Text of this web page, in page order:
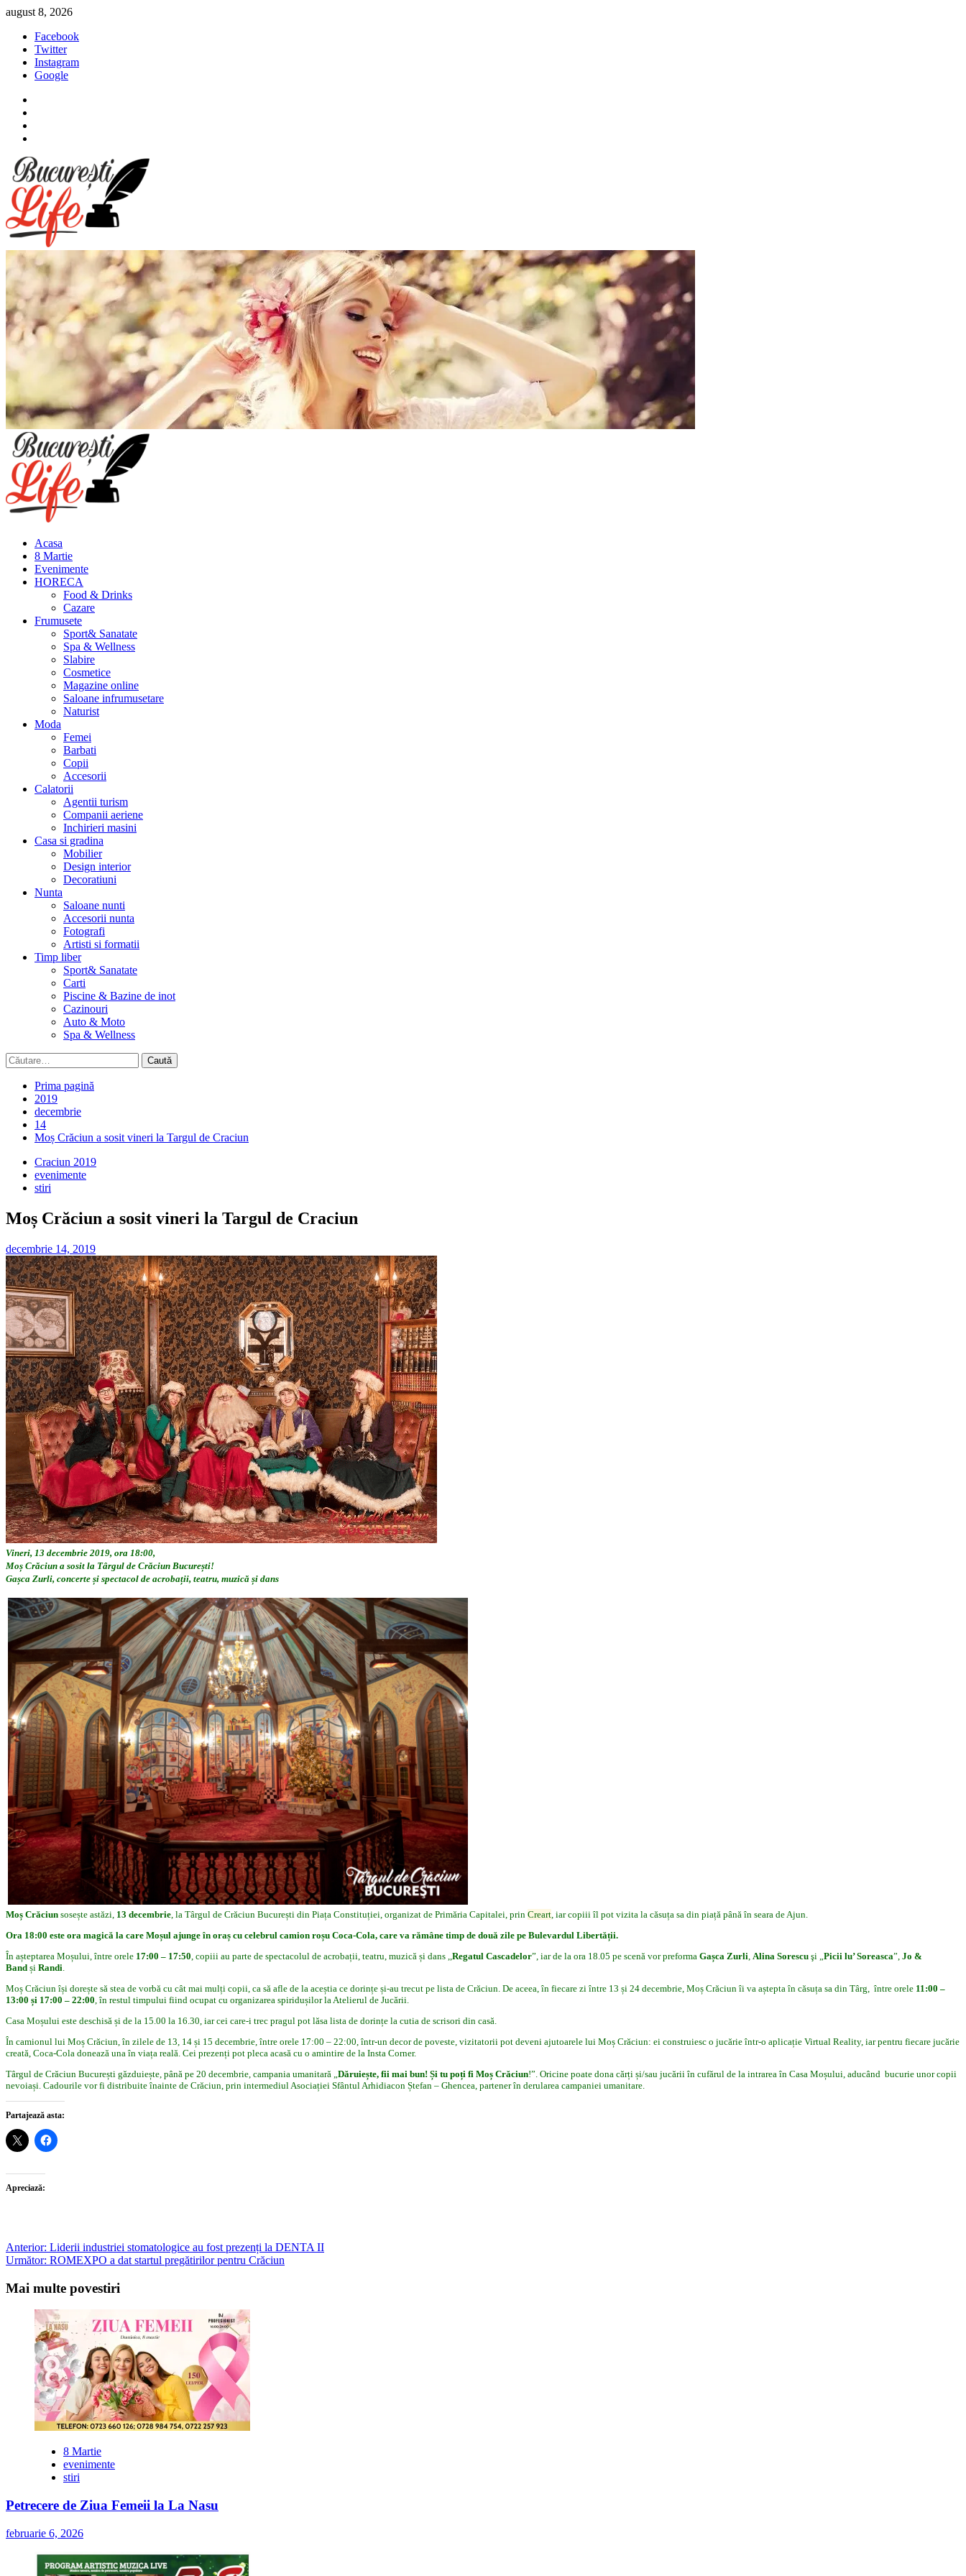
Sari
conținut
august 8, 2026
Facebook
Twitter
Instagram
Google
Meniu
principal
Acasa
8 Martie
Evenimente
HORECA
Food & Drinks
Cazare
Frumusete
Sport& Sanatate
Spa & Wellness
Slabire
Cosmetice
Magazine online
Saloane infrumusetare
Naturist
Moda
Femei
Barbati
Copii
Accesorii
Calatorii
Agentii turism
Companii aeriene
Inchirieri masini
Casa si gradina
Mobilier
Design interior
Decoratiuni
Nunta
Saloane nunti
Accesorii nunta
Fotografi
Artisti si formatii
Timp liber
Sport& Sanatate
Carti
Piscine & Bazine de inot
Cazinouri
Auto & Moto
Spa & Wellness
Caută
după:
Prima pagină
2019
decembrie
14
Moș Crăciun a sosit vineri la Targul de Craciun
Craciun 2019
evenimente
stiri
Moș Crăciun a sosit vineri la Targul de Craciun
decembrie 14, 2019
Vineri, 13 decembrie 2019, ora 18:00,
Moș Crăciun a sosit la Târgul de Crăciun București!
Gașca Zurli, concerte și spectacol de acrobații, teatru, muzică și dans
Moș Crăciun sosește astăzi, 13 decembrie , la Târgul de Crăciun București din Piața Constituției, organizat de Primăria Capitalei, prin Creart , iar copiii îl pot vizita la căsuța sa din piață până în seara de Ajun.
Ora 18:00 este ora magică la care Moșul ajunge în oraș cu celebrul camion roșu Coca-Cola, care va rămâne timp de două zile pe Bulevardul Libertății.
În așteptarea Moșului, între orele 17:00 – 17:50 , copiii au parte de spectacolul de acrobații, teatru, muzică și dans ,, Regatul Cascadelor”, iar de la ora 18.05 pe scenă vor preforma Gașca Zurli Alina Sorescu şi „ Picii lu’ Soreasca”, Jo &
Band și Randi
Moș Crăciun își dorește să stea de vorbă cu cât mai mulți copii, ca să afle de la aceștia ce dorințe și-au trecut pe lista de Crăciun. De aceea, în fiecare zi între 13 și 24 decembrie, Moș Crăciun îi va aștepta în căsuța sa din Târg, între orele 11:00 –
13:00 și 17:00 – 22:00 , în restul timpului fiind ocupat cu organizarea spiridușilor la Atelierul de Jucării.
Casa Moșului este deschisă și de la 15.00 la 16.30, iar cei care-i trec pragul pot lăsa lista de dorințe la cutia de scrisori din casă.
În camionul lui Moș Crăciun, în zilele de 13, 14 și 15 decembrie, între orele 17:00 – 22:00, într-un decor de poveste, vizitatorii pot deveni ajutoarele lui Moș Crăciun: ei construiesc o jucărie într-o aplicație Virtual Reality, iar pentru fiecare jucărie
creată, Coca-Cola donează una în viața reală. Cei prezenți pot pleca acasă cu o amintire de la Insta Corner.
Târgul de Crăciun București găzduiește, până pe 20 decembrie, campania umanitară „ Dăruiește, fii mai bun! Și tu poți fi Moș Crăciun!”. Oricine poate dona cărți și/sau jucării în cufărul de la intrarea în Casa Moșului, aducând bucurie unor copii
nevoiași. Cadourile vor fi distribuite înainte de Crăciun, prin intermediul Asociației Sfântul Arhidiacon Ștefan – Ghencea, partener în derularea campaniei umanitare.
Partajează asta:
Apreciază:
Post
navigation
Anterior: Liderii industriei stomatologice au fost prezenți la DENTA II
Următor: ROMEXPO a dat startul pregătirilor pentru Crăciun
Mai multe povestiri
8 Martie
evenimente
stiri
Petrecere de Ziua Femeii la La Nasu
februarie 6, 2026